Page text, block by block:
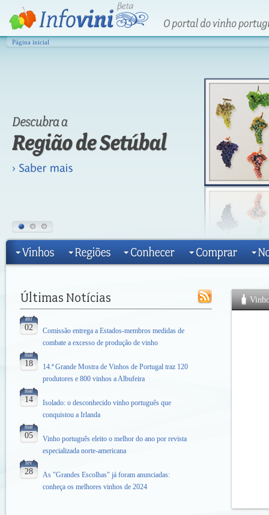
Página inicial
abr
02
Comissão entrega a Estados-membros medidas de
combate a excesso de produção de vinho
mar
18
14.ª Grande Mostra de Vinhos de Portugal traz 120
produtores e 800 vinhos a Albufeira
mar
14
Isolado: o desconhecido vinho português que
conquistou a Irlanda
mar
05
Vinho português eleito o melhor do ano por revista
especializada norte-americana
fev
28
As "Grandes Escolhas" já foram anunciadas:
conheça os melhores vinhos de 2024